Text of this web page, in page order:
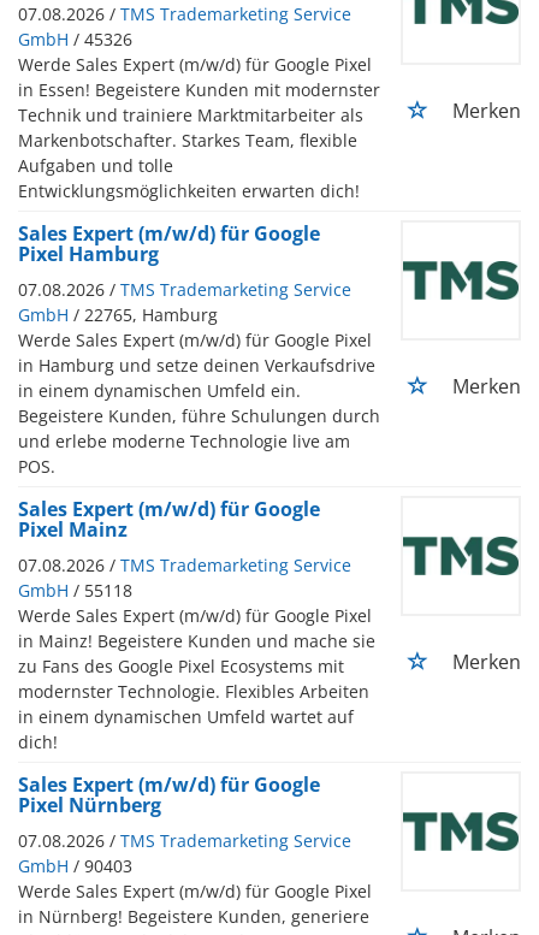
07.08.2026 / TMS Trademarketing Service
GmbH / 45326
Werde Sales Expert (m/w/d) für Google Pixel
in Essen! Begeistere Kunden mit modernster
Technik und trainiere Marktmitarbeiter als
Markenbotschafter. Starkes Team, flexible
Aufgaben und tolle
Entwicklungsmöglichkeiten erwarten dich!
Merken
Sales Expert (m/w/d) für Google
Pixel Hamburg
07.08.2026 / TMS Trademarketing Service
GmbH / 22765, Hamburg
Werde Sales Expert (m/w/d) für Google Pixel
in Hamburg und setze deinen Verkaufsdrive
in einem dynamischen Umfeld ein.
Begeistere Kunden, führe Schulungen durch
und erlebe moderne Technologie live am
POS.
Merken
Sales Expert (m/w/d) für Google
Pixel Mainz
07.08.2026 / TMS Trademarketing Service
GmbH / 55118
Werde Sales Expert (m/w/d) für Google Pixel
in Mainz! Begeistere Kunden und mache sie
zu Fans des Google Pixel Ecosystems mit
modernster Technologie. Flexibles Arbeiten
in einem dynamischen Umfeld wartet auf
dich!
Merken
Sales Expert (m/w/d) für Google
Pixel Nürnberg
07.08.2026 / TMS Trademarketing Service
GmbH / 90403
Werde Sales Expert (m/w/d) für Google Pixel
in Nürnberg! Begeistere Kunden, generiere